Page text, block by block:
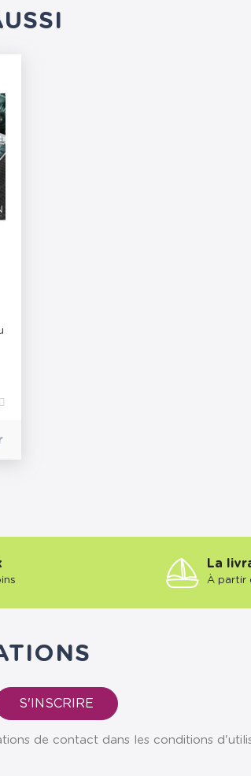
La
À partir
de contact dans les conditions